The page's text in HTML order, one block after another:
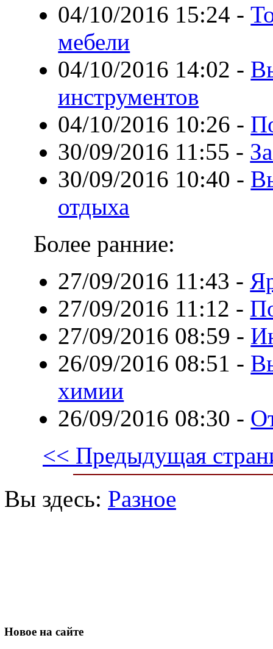
04/10/2016 15:24 -
мебели
04/10/2016 14:02 -
инструментов
04/10/2016 10:26 -
30/09/2016 11:55 -
30/09/2016 10:40 -
отдыха
Более ранние:
27/09/2016 11:43 -
27/09/2016 11:12 -
27/09/2016 08:59 -
26/09/2016 08:51 -
химии
26/09/2016 08:30 -
<< Предыдущая
Вы здесь: Разное
Новое на сайте